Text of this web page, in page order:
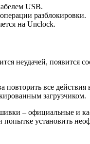
USB.
разблокировки.
на Unclock.
неудачей, появится
все действия
загрузчиком.
– официальные и
установить